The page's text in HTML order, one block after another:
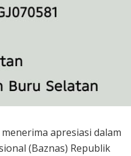
apresiasi dalam
(Baznas) Republik